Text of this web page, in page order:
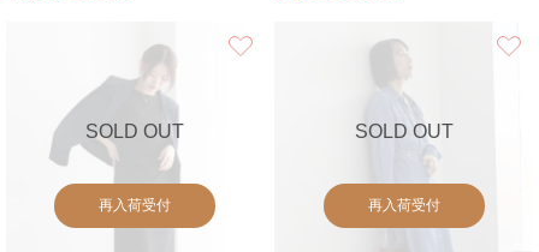
SOLD OUT
再入荷受付
SOLD OUT
再入荷受付